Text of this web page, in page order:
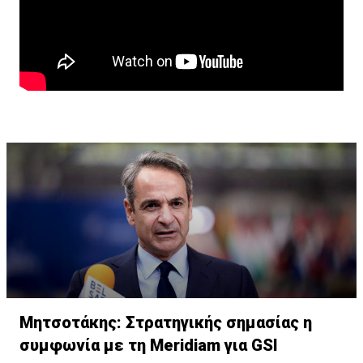
δημιουργεί μακροοικονομικούς κινδύνους.»
Μητσοτάκης: Στρατηγικής σημασίας η
συμφωνία με τη Meridiam για GSI